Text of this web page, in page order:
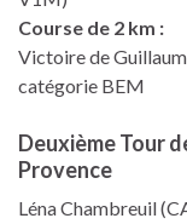
Course de 2 km :
Victoire de
catégorie BEM
Deuxième Tour
Provence
Léna Chambreuil